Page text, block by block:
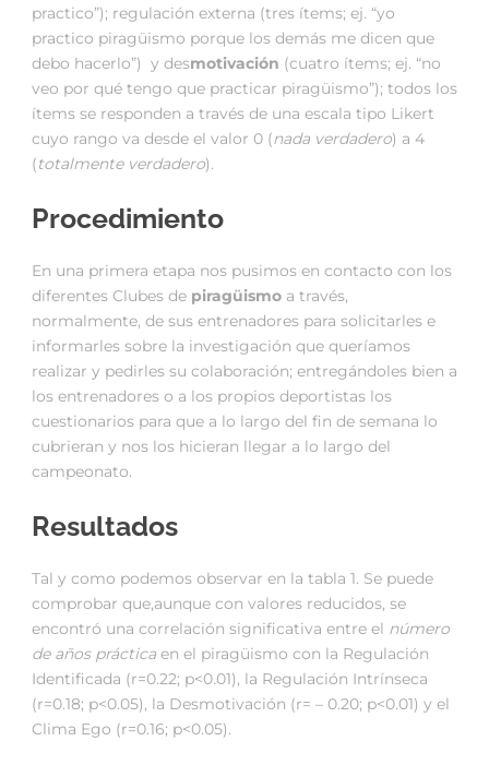
practico”); regulación externa (tres ítems; ej. “yo
practico piragüismo porque los demás me dicen que
debo hacerlo”) y desmotivación (cuatro ítems; ej. “no
veo por qué tengo que practicar piragüismo”); todos los
ítems se responden a través de una escala tipo Likert
cuyo rango va desde el valor 0 (nada verdadero) a 4
(totalmente verdadero).
Procedimiento
En una primera etapa nos pusimos en contacto con los
diferentes Clubes de piragüismo a través,
normalmente, de sus entrenadores para solicitarles e
informarles sobre la investigación que queríamos
realizar y pedirles su colaboración; entregándoles bien a
los entrenadores o a los propios deportistas los
cuestionarios para que a lo largo del fin de semana lo
cubrieran y nos los hicieran llegar a lo largo del
campeonato.
Resultados
Tal y como podemos observar en la tabla 1. Se puede
comprobar que,aunque con valores reducidos, se
encontró una correlación significativa entre el número
de años práctica en el piragüismo con la Regulación
Identificada (r=0.22; p<0.01), la Regulación Intrínseca
(r=0.18; p<0.05), la Desmotivación (r= – 0.20; p<0.01) y el
Clima Ego (r=0.16; p<0.05).